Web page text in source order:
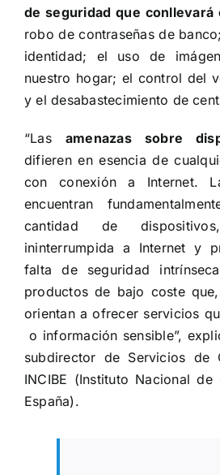
de seguridad que conllevará
robo de contraseñas de
identidad; el uso de
nuestro hogar; el control del
y el desabastecimiento de
“Las amenazas sobre
difieren en esencia de
con conexión a Internet.
encuentran
cantidad de
ininterrumpida a Internet y
falta de seguridad
productos de bajo coste
orientan a ofrecer servicios
o información sensible”,
subdirector de Servicios de
INCIBE (Instituto Nacional
España).